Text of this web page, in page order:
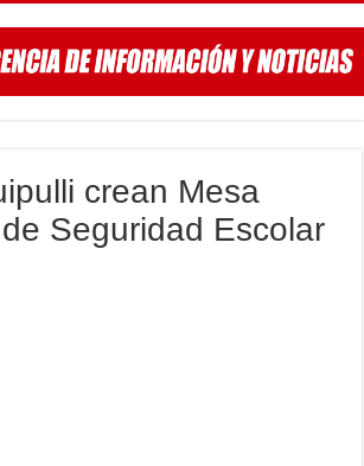
crean Mesa
Seguridad Escolar